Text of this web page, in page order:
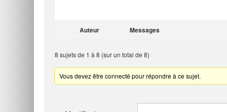
Auteur Messages
8 sujets de 1 à 8 (sur un total de 8)
Vous devez être connecté pour répondre à ce sujet.